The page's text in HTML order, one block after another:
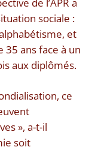
sociale :
et
35 ans face à un
aux diplômés.
ce
», a-t-il
soit